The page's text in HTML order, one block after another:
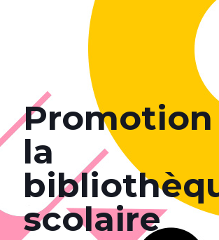
la
scolaire